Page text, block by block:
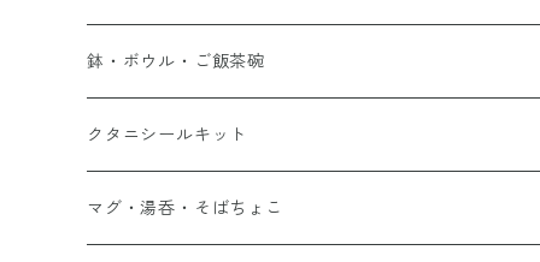
鉢・ボウル・ご飯茶碗
クタニシールキット
マグ・湯呑・そばちょこ